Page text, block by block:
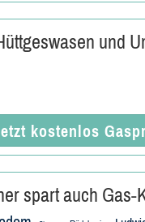
und
kostenlos
spart auch Gas-